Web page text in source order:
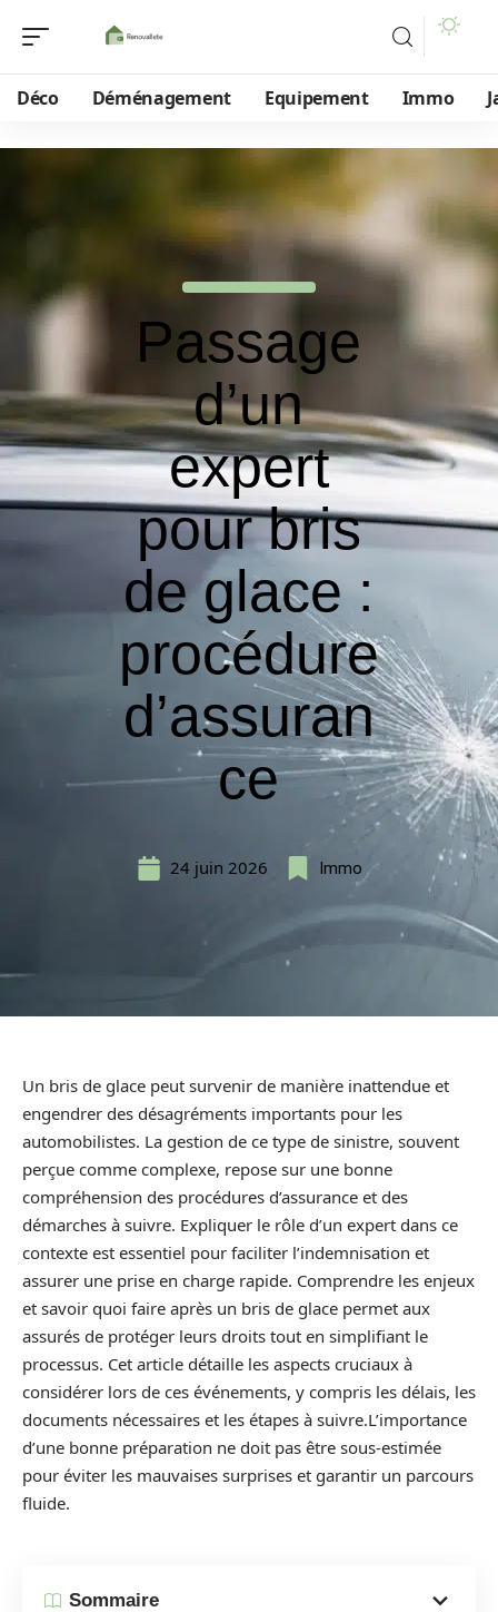
Déco Déménagement Equipement Immo
Passage
d’un
expert
pour bris
de glace :
procédure
d’assuran
ce
24 juin 2026 Immo
Un bris de glace peut survenir de manière inattendue et
engendrer des désagréments importants pour les
automobilistes. La gestion de ce type de sinistre, souvent
perçue comme complexe, repose sur une bonne
compréhension des procédures d’assurance et des
démarches à suivre. Expliquer le rôle d’un expert dans ce
contexte est essentiel pour faciliter l’indemnisation et
assurer une prise en charge rapide. Comprendre les enjeux
et savoir quoi faire après un bris de glace permet aux
assurés de protéger leurs droits tout en simplifiant le
processus. Cet article détaille les aspects cruciaux à
considérer lors de ces événements, y compris les délais, les
documents nécessaires et les étapes à suivre.L’importance
d’une bonne préparation ne doit pas être sous-estimée
pour éviter les mauvaises surprises et garantir un parcours
fluide.
Sommaire